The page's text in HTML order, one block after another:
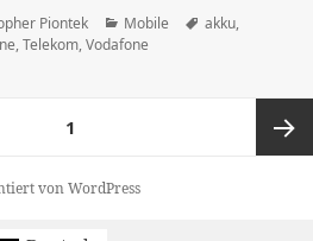
Piontek Kategorien
Mobile Schlagwörter
akku,
,Telekom,Vodafone
Erfahrung: 3 Monate HTC One
1
von WordPress